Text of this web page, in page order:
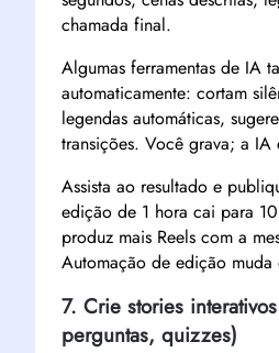
chamada final.
Algumas ferramentas de IA
automaticamente: cortam
legendas automáticas,
transições. Você grava; a IA
Assista ao resultado e
edição de 1 hora cai para
produz mais Reels com a
Automação de edição
7. Crie stories
perguntas, quizzes)